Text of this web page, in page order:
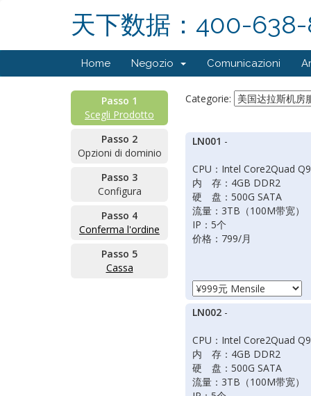
天下数据：400-
Home Negozio Comunicazioni
Passo 1
Scegli Prodotto
Passo 2
Opzioni di dominio
Passo 3
Configura
Passo 4
Conferma l'ordine
Passo 5
Cassa
Categorie:
LN001 -
CPU：Intel Core2Quad
内 存：4GB DDR2
硬 盘：500G SATA
流量：3TB（100M带宽）
IP：5个
价格：799/月
LN002 -
CPU：Intel Core2Quad
内 存：4GB DDR2
硬 盘：500G SATA
流量：3TB（100M带宽）